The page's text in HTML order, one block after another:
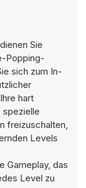
Sie
Popping-
sich zum In-
hart
spezielle
freizuschalten,
Levels
Gameplay, das
Level zu